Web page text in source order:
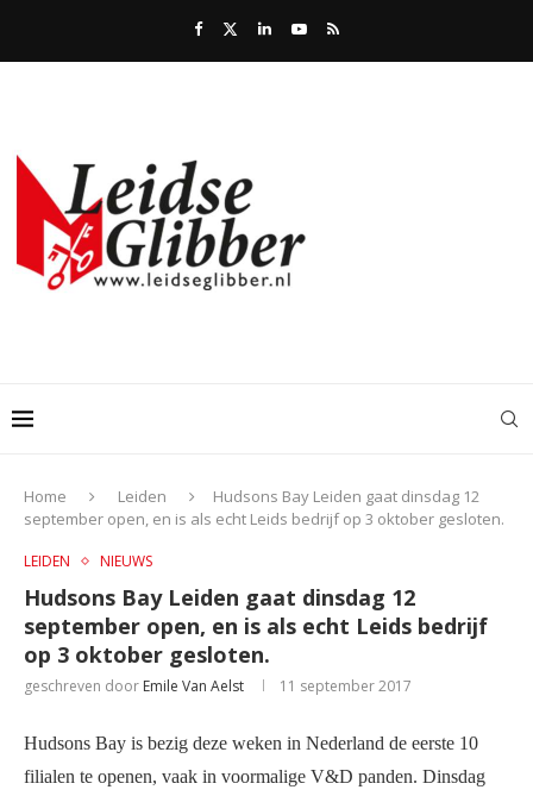
Home Leiden
Hudsons Bay Leiden gaat dinsdag 12
september open, en is als echt Leids bedrijf op 3 oktober gesloten.
LEIDEN NIEUWS
Hudsons Bay Leiden gaat dinsdag 12
september open, en is als echt Leids bedrijf
op 3 oktober gesloten.
geschreven door Emile Van Aelst 11 september 2017
Hudsons Bay is bezig deze weken in Nederland de eerste 10
filialen te openen, vaak in voormalige V&D panden. Dinsdag